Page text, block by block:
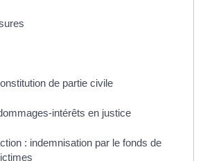
de partie civile
intérêts en justice
: indemnisation par le fonds de